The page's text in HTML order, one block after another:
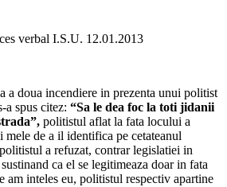
verbal I.S.U. 12.01.2013
a doua incendiere in prezenta unui politist
a spus citez: “Sa le dea foc la toti jidanii
politistul aflat la fata locului a
mele de a il identifica pe cetateanul
a refuzat, contrar legislatiei in
ca el se legitimeaza doar in fata
am inteles eu, politistul respectiv apartine